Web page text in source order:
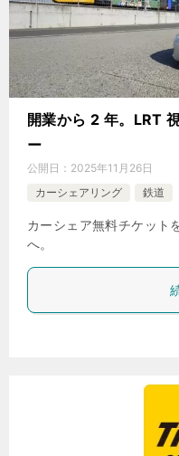
開業から 2 年。LRT
ー
公開日： 2025年11月26日
カーシェアリング
鉄道
カーシェア無料チケット
へ。